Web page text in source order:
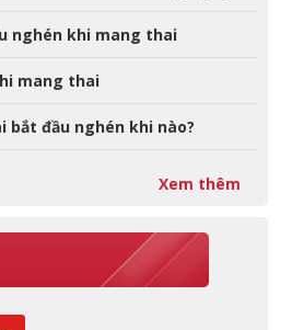
nghén khi mang thai
mang thai
bắt đầu nghén khi nào?
Xem thêm